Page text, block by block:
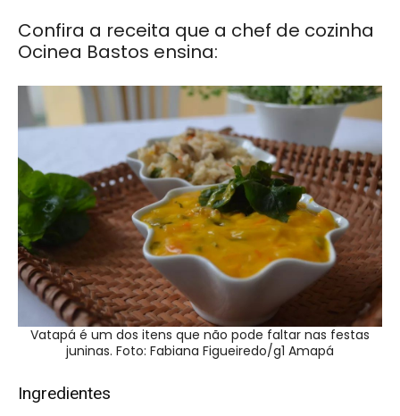
Confira a receita que a chef de cozinha
Ocinea Bastos ensina:
Vatapá é um dos itens que não pode faltar nas festas
juninas. Foto: Fabiana Figueiredo/g1 Amapá
Ingredientes